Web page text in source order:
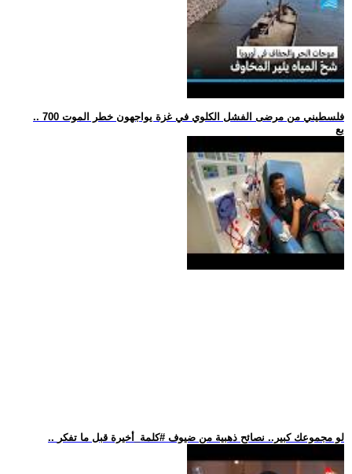
.. 700 فلسطيني من مرضى الفشل الكلوي في غزة يواجهون خطر الموت
بع
.. لو مجموعك كبير.. نصائح ذهبية من ضيوف #كلمة_أخيرة قبل ما تفكر